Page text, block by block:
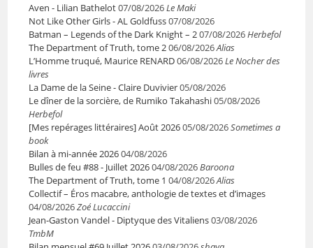
Aven - Lilian Bathelot07/08/2026Le Maki
Not Like Other Girls - AL Goldfuss07/08/2026
Batman – Legends of the Dark Knight – 207/08/2026Herbefol
The Department of Truth, tome 206/08/2026Alias
L’Homme truqué, Maurice RENARD06/08/2026Le Nocher des
livres
La Dame de la Seine - Claire Duvivier05/08/2026
Le dîner de la sorcière, de Rumiko Takahashi05/08/2026
Herbefol
[Mes repérages littéraires] Août 202605/08/2026Sometimes a
book
Bilan à mi-année 202604/08/2026
Bulles de feu #88 - Juillet 202604/08/2026Baroona
The Department of Truth, tome 1 04/08/2026Alias
Collectif – Éros macabre, anthologie de textes et d’images
04/08/2026Zoé Lucaccini
Jean-Gaston Vandel - Diptyque des Vitaliens03/08/2026
TmbM